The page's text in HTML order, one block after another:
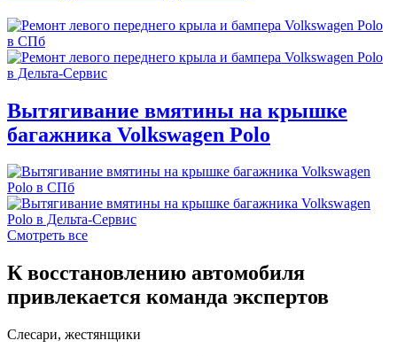
Вытягивание вмятины на крышке
багажника Volkswagen Polo
Смотреть все
К восстановлению автомобиля
привлекается команда экспертов
Слесари, жестянщики